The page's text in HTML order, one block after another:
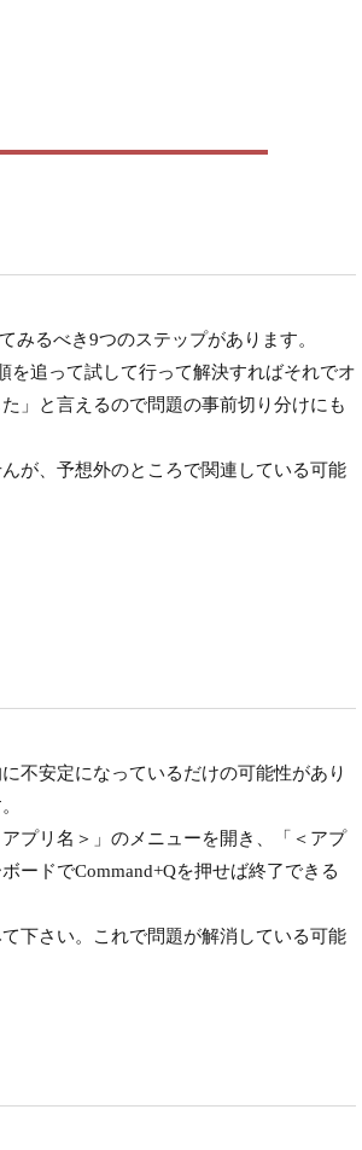
るべき9つのステップがあります。
追って試して行って解決すればそれでオ
」と言えるので問題の事前切り分けにも
が、予想外のところで関連している可能
不安定になっているだけの可能性があり
プリ名＞」のメニューを開き、「＜アプ
ードでCommand+Qを押せば終了できる
下さい。これで問題が解消している可能